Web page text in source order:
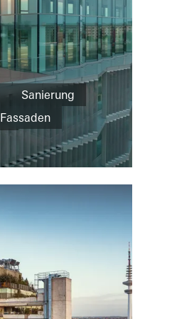
Sanierung
Fassaden